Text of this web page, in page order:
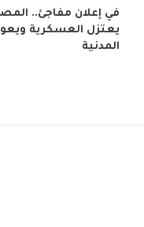
في إعلان مفاجئ..
يعتزل العسكرية ويعود
المدنية